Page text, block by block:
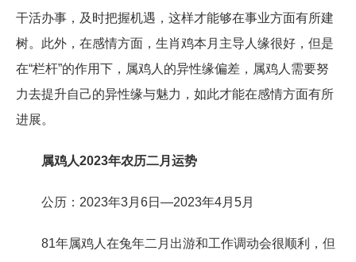
干活办事，及时把握机遇，这样才能够在事业方面有所建
树。此外，在感情方面，生肖鸡本月主导人缘很好，但是
在“栏杆”的作用下，属鸡人的异性缘偏差，属鸡人需要努
力去提升自己的异性缘与魅力，如此才能在感情方面有所
进展。
属鸡人2023年农历二月运势
公历：2023年3月6日—2023年4月5月
81年属鸡人在兔年二月出游和工作调动会很顺利，但